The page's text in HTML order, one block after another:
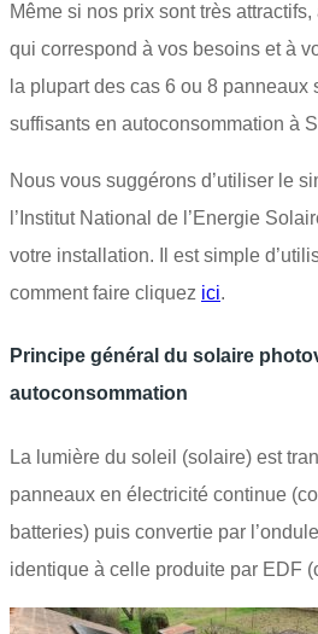
Même si nos prix sont très
qui correspond à vos besoins et à
la plupart des cas 6 ou 8 panneaux
suffisants en autoconsommation à
Nous vous suggérons d’utiliser le
l’Institut National de l’Energie
votre installation. Il est simple
comment faire cliquez ici.
Principe général du solaire
autoconsommation
La lumière du soleil (solaire) est
panneaux en électricité continue
batteries) puis convertie par
identique à celle produite par EDF